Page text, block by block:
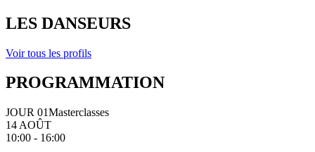
LES DANSEURS
Voir tous les profils
PROGRAMMATION
JOUR 01Masterclasses
14 AOÛT
10:00 - 16:00